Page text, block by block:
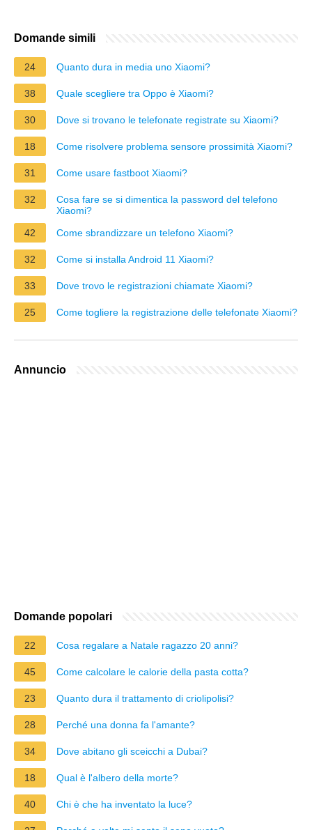
Domande simili
24 Quanto dura in media uno Xiaomi?
38 Quale scegliere tra Oppo è Xiaomi?
30 Dove si trovano le telefonate registrate su Xiaomi?
18 Come risolvere problema sensore prossimità Xiaomi?
31 Come usare fastboot Xiaomi?
32
Cosa fare se si dimentica la password del telefono
Xiaomi?
42
Come sbrandizzare un telefono Xiaomi?
32 Come si installa Android 11 Xiaomi?
33 Dove trovo le registrazioni chiamate Xiaomi?
25 Come togliere la registrazione delle telefonate Xiaomi?
Annuncio
Domande popolari
22 Cosa regalare a Natale ragazzo 20 anni?
45 Come calcolare le calorie della pasta cotta?
23 Quanto dura il trattamento di criolipolisi?
28 Perché una donna fa l'amante?
34 Dove abitano gli sceicchi a Dubai?
18 Qual è l'albero della morte?
40 Chi è che ha inventato la luce?